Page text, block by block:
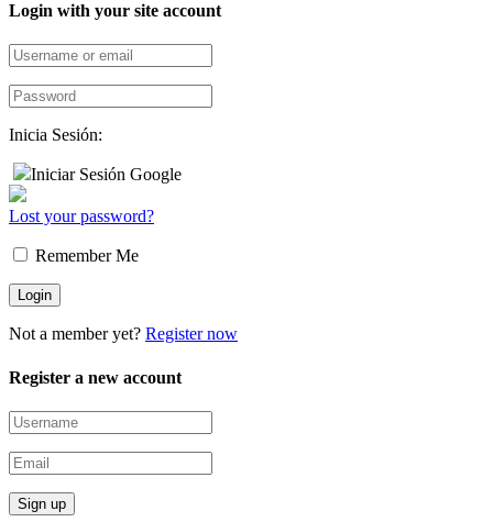
Login with your site account
Inicia Sesión:
Iniciar Sesión Google
Lost your password?
Remember Me
Not a member yet? Register now
Register a new account